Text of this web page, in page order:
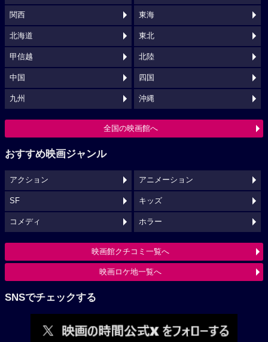
関西 東海
北海道 東北
甲信越 北陸
中国 四国
九州 沖縄
全国の映画館へ
おすすめ映画ジャンル
アクション アニメーション
SF キッズ
コメディ ホラー
映画館クチコミ一覧へ
映画ロケ地一覧へ
SNSでチェックする